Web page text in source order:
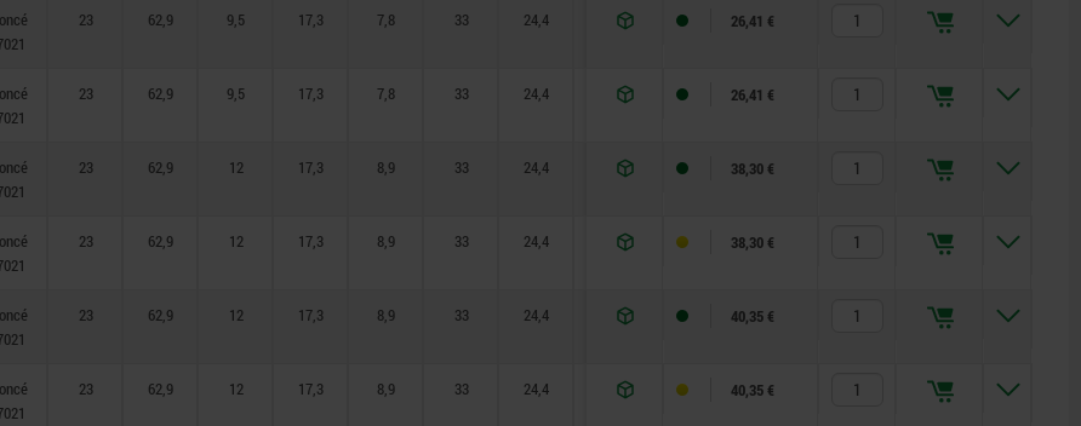
23 62,9 9,5 17,3 7,8 33 24,4 52,8 26,41 €
23 62,9 9,5 17,3 7,8 33 24,4 57,8 26,41 €
23 62,9 12 17,3 8,9 33 24,4 28,9 38,30 €
23 62,9 12 17,3 8,9 33 24,4 33,9 38,30 €
23 62,9 12 17,3 8,9 33 24,4 38,9 40,35 €
23 62,9 12 17,3 8,9 33 24,4 43,9 40,35 €